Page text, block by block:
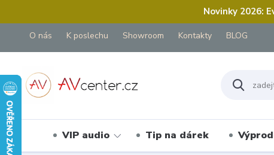
Novinky 2026:
O nás K poslechu Showroom Kontakty BLOG
VIP audio Tip na dárek